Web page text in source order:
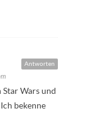
Antworten
Wars und
bekenne